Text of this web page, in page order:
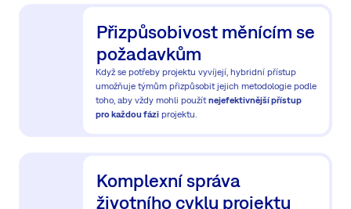
Přizpůsobivost měnícím se
požadavkům
Když se potřeby projektu vyvíjejí, hybridní přístup
umožňuje týmům přizpůsobit jejich metodologie podle
toho, aby vždy mohli použítnejefektivnější přístup
pro každou fázi projektu.
Komplexní správa
životního cyklu projektu